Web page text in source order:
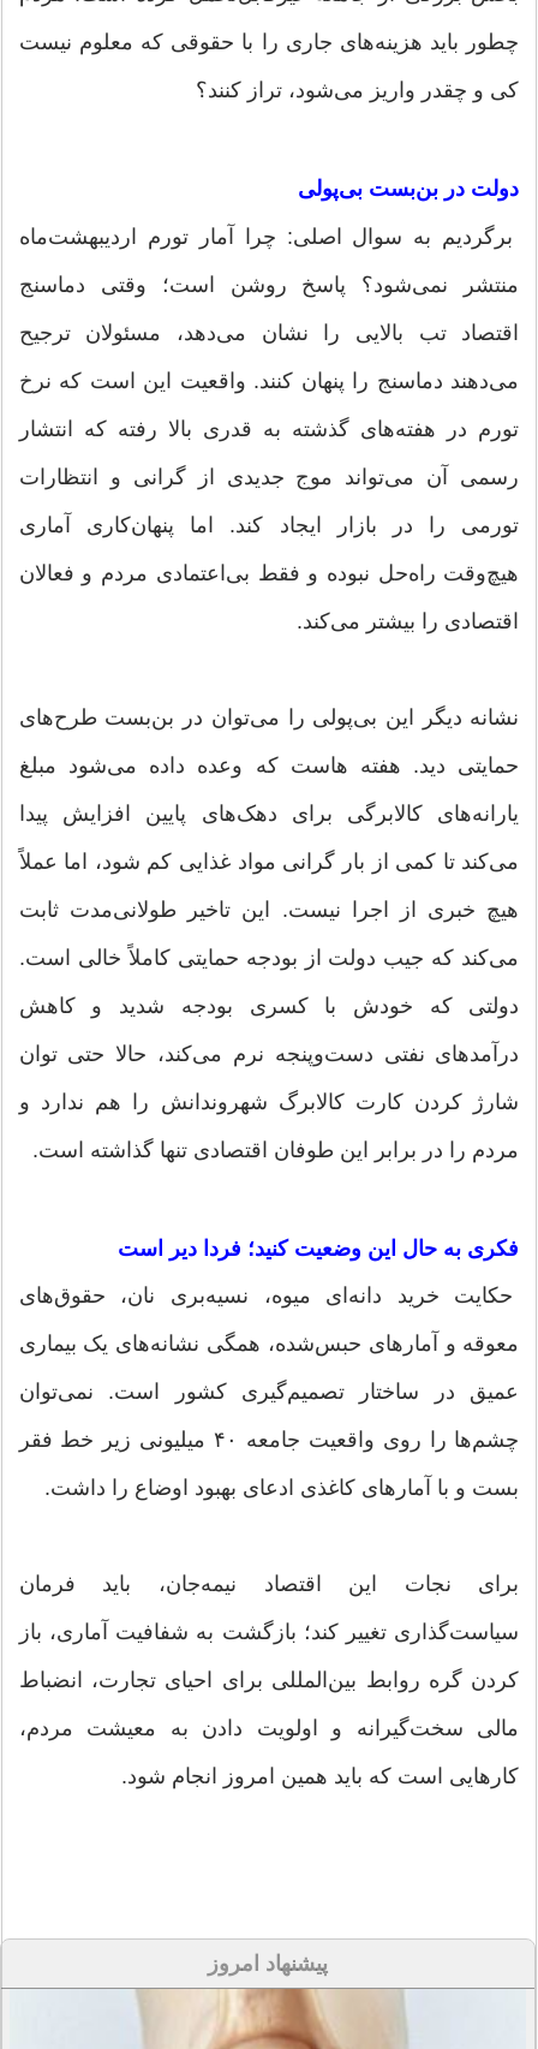
چطور باید هزینه‌های جاری را با حقوقی که معلوم نیست
کی و چقدر واریز می‌شود، تراز کنند؟
دولت در بن‌بست بی‌پولی
برگردیم به سوال اصلی: چرا آمار تورم اردیبهشت‌ماه
منتشر نمی‌شود؟ پاسخ روشن است؛ وقتی دماسنج
اقتصاد تب بالایی را نشان می‌دهد، مسئولان ترجیح
می‌دهند دماسنج را پنهان کنند. واقعیت این است که نرخ
تورم در هفته‌های گذشته به قدری بالا رفته که انتشار
رسمی آن می‌تواند موج جدیدی از گرانی و انتظارات
تورمی را در بازار ایجاد کند. اما پنهان‌کاری آماری
هیچ‌وقت راه‌حل نبوده و فقط بی‌اعتمادی مردم و فعالان
اقتصادی را بیشتر می‌کند.
نشانه دیگر این بی‌پولی را می‌توان در بن‌بست طرح‌های
حمایتی دید. هفته هاست که وعده داده می‌شود مبلغ
یارانه‌های کالابرگی برای دهک‌های پایین افزایش پیدا
می‌کند تا کمی از بار گرانی مواد غذایی کم شود، اما عملاً
هیچ خبری از اجرا نیست. این تاخیر طولانی‌مدت ثابت
می‌کند که جیب دولت از بودجه حمایتی کاملاً خالی است.
دولتی که خودش با کسری بودجه شدید و کاهش
درآمد‌های نفتی دست‌وپنجه نرم می‌کند، حالا حتی توان
شارژ کردن کارت کالابرگ شهروندانش را هم ندارد و
مردم را در برابر این طوفان اقتصادی تنها گذاشته است.
فکری به حال این وضعیت کنید؛ فردا دیر است
حکایت خرید دانه‌ای میوه، نسیه‌بری نان، حقوق‌های
معوقه و آمار‌های حبس‌شده، همگی نشانه‌های یک بیماری
عمیق در ساختار تصمیم‌گیری کشور است. نمی‌توان
چشم‌ها را روی واقعیت جامعه ۴۰ میلیونی زیر خط فقر
بست و با آمار‌های کاغذی ادعای بهبود اوضاع را داشت.
برای نجات این اقتصاد نیمه‌جان، باید فرمان
سیاست‌گذاری تغییر کند؛ بازگشت به شفافیت آماری، باز
کردن گره روابط بین‌المللی برای احیای تجارت، انضباط
مالی سخت‌گیرانه و اولویت دادن به معیشت مردم،
کار‌هایی است که باید همین امروز انجام شود.
پیشنهاد امروز